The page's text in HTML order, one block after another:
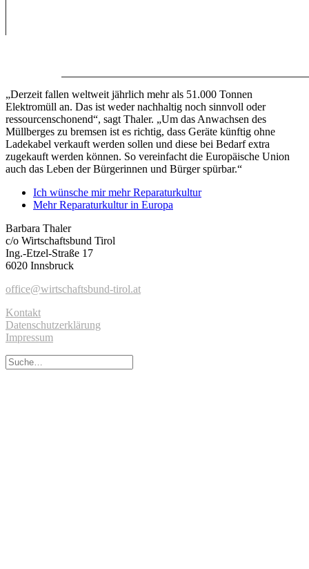
„Derzeit fallen weltweit jährlich mehr als 51.000 Tonnen
Elektromüll an. Das ist weder nachhaltig noch sinnvoll oder
ressourcenschonend“, sagt Thaler. „Um das Anwachsen des
Müllberges zu bremsen ist es richtig, dass Geräte künftig ohne
Ladekabel verkauft werden sollen und diese bei Bedarf extra
zugekauft werden können. So vereinfacht die Europäische Union
auch das Leben der Bürgerinnen und Bürger spürbar.“
Ich wünsche mir mehr Reparaturkultur
Mehr Reparaturkultur in Europa
Barbara Thaler
c/o Wirtschaftsbund Tirol
Ing.-Etzel-Straße 17
6020 Innsbruck
office@wirtschaftsbund-tirol.at
Kontakt
Datenschutzerklärung
Impressum